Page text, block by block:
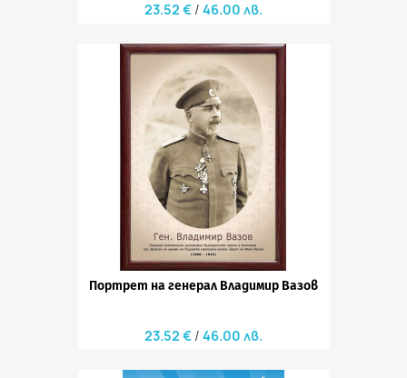
23.52 € 46.00 лв.
Портрет на генерал Владимир Вазов
23.52 € 46.00 лв.